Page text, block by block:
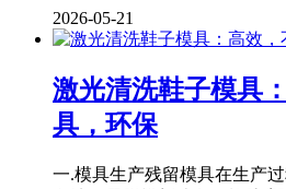
2026-05-21
激光清洗鞋子模具
具，环保
一.模具生产残留模具在生产